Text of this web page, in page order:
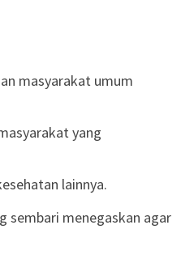
masyarakat umum
yang
lainnya.
sembari menegaskan agar